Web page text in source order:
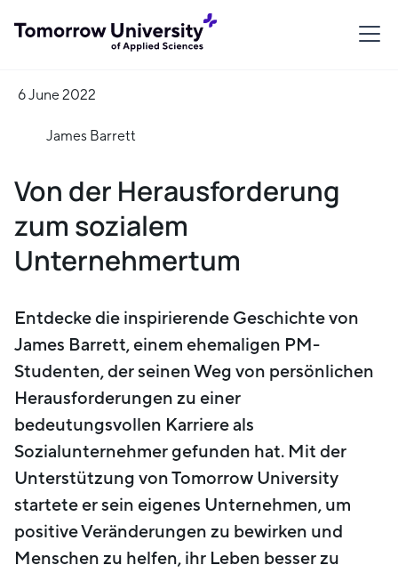
6 June 2022
James Barrett
Von der Herausforderung
zum sozialem
Unternehmertum
Entdecke die inspirierende Geschichte von
James Barrett, einem ehemaligen PM-
Studenten, der seinen Weg von persönlichen
Herausforderungen zu einer
bedeutungsvollen Karriere als
Sozialunternehmer gefunden hat. Mit der
Unterstützung von Tomorrow University
startete er sein eigenes Unternehmen, um
positive Veränderungen zu bewirken und
Menschen zu helfen, ihr Leben besser zu